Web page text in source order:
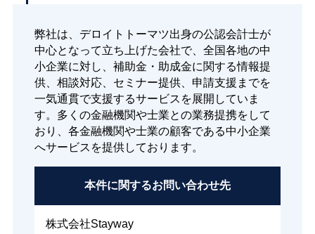
弊社は、デロイトトーマツ出身の公認会計士が
中心となって立ち上げた会社で、全国各地の中
小企業に対し、補助金・助成金に関する情報提
供、相談対応、セミナー提供、申請支援までを
一気通貫で支援するサービスを展開していま
す。多くの金融機関や士業との業務提携をして
おり、各金融機関や士業の顧客である中小企業
へサービスを提供しております。
本件に関するお問い合わせ先
株式会社Stayway